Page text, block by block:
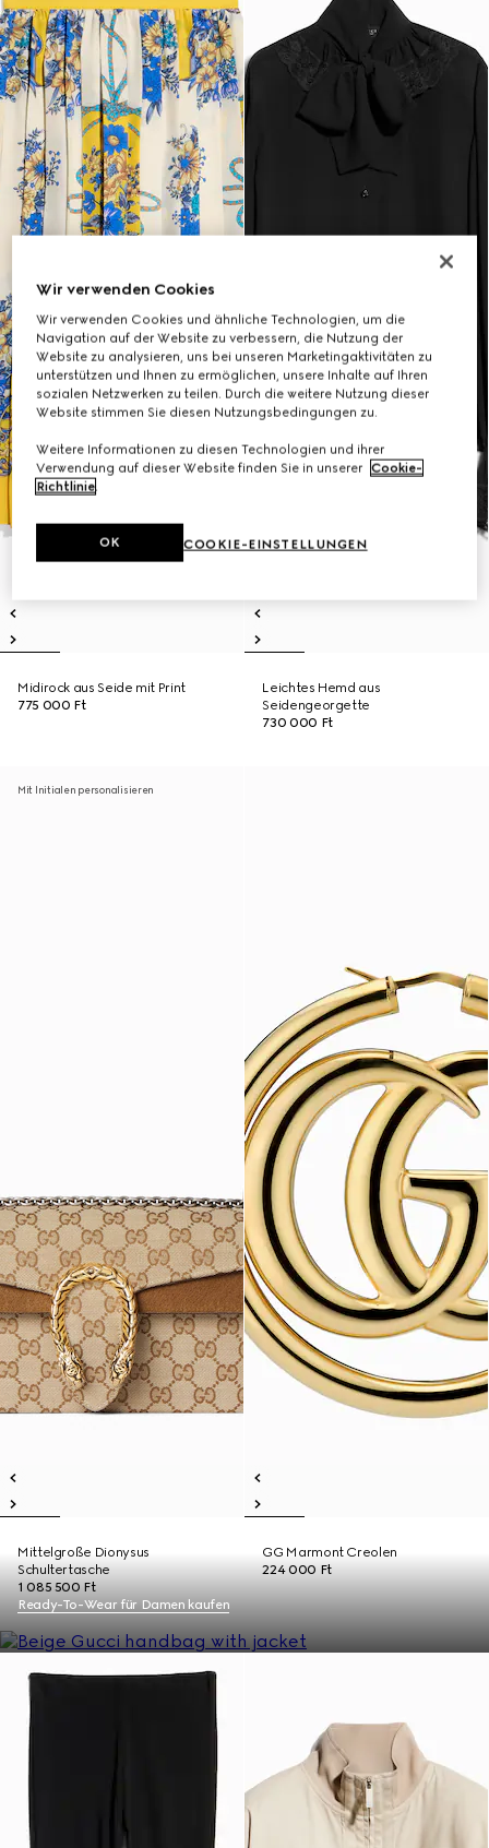
Midirock aus Seide mit Print
775 000 Ft
Leichtes Hemd aus
Seidengeorgette
730 000 Ft
Mit Initialen personalisieren
Mittelgroße Dionysus
Schultertasche
1 085 500 Ft
GG Marmont Creolen
224 000 Ft
Ready-To-Wear für Damen kaufen
Wir verwenden Cookies
Wir verwenden Cookies und ähnliche Technologien, um die
Navigation auf der Website zu verbessern, die Nutzung der
Website zu analysieren, uns bei unseren Marketingaktivitäten zu
unterstützen und Ihnen zu ermöglichen, unsere Inhalte auf Ihren
sozialen Netzwerken zu teilen. Durch die weitere Nutzung dieser
Website stimmen Sie diesen Nutzungsbedingungen zu.
Weitere Informationen zu diesen Technologien und ihrer
Verwendung auf dieser Website finden Sie in unserer Cookie-
Richtlinie.
COOKIE-EINSTELLUNGEN
OK